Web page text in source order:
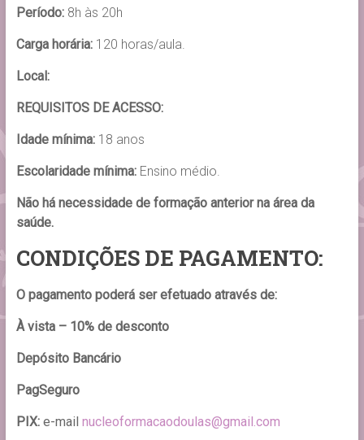
Período: 8h às 20h
Carga horária:120 horas/aula.
Local:
REQUISITOS DE ACESSO:
Idade mínima: 18 anos
Escolaridade mínima: Ensino médio.
Não há necessidade de formação anterior na área da
saúde.
CONDIÇÕES DE PAGAMENTO:
O pagamento poderá ser efetuado através de:
À vista – 10% de desconto
Depósito Bancário
PagSeguro
PIX:e-mail nucleoformacaodoulas@gmail.com